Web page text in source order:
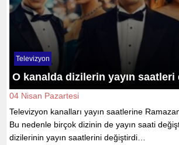
Televizyon
O kanalda dizilerin yayın saatleri
04 Nisan Pazartesi
Televizyon kanalları yayın saatlerine
Bu nedenle birçok dizinin de yayın saati
dizilerinin yayın saatlerini değiştirdi…